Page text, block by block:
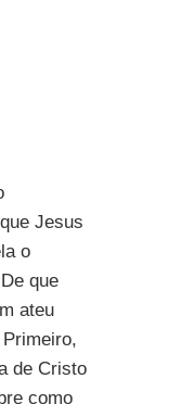
Jesus
o
que
ateu
de Cristo
como